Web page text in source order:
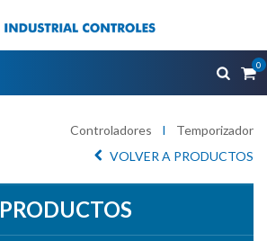
0
Controladores I
Temporizador
VOLVER A PRODUCTOS
PRODUCTOS